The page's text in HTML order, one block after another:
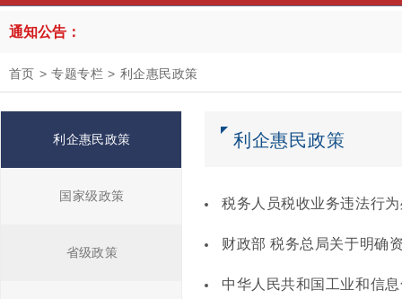
通知公告：
首页 > 专题专栏 > 利企惠民政策
利企惠民政策
国家级政策
省级政策
利企惠民政策
税务人员税收业务违法行
财政部 税务总局关于明确
中华人民共和国工业和信